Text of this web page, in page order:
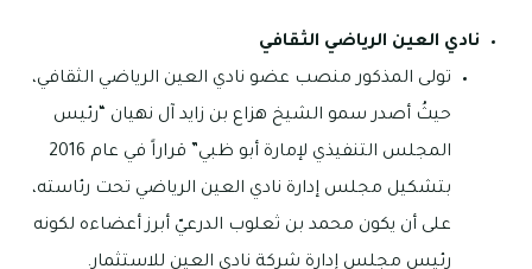
نادي العين الرياضي الثقافي
تولى المذكور منصب عضو نادي العين الرياضي الثقافي،
حيثُ أصدر سمو الشيخ هزاع بن زايد آل نهيان “رئيس
المجلس التنفيذي لإمارة أبو ظبي” قراراً في عام 2016
بتشكيل مجلس إدارة نادي العين الرياضي تحت رئاسته،
على أن يكون محمد بن ثعلوب الدرعيّ أبرز أعضاءه لكونه
رئيس مجلس إدارة شركة نادي العين للاستثمار.